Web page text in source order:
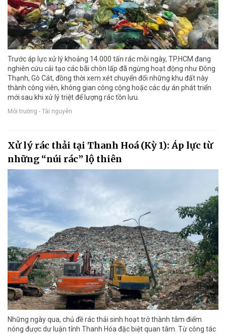
Trước áp lực xử lý khoảng 14.000 tấn rác mỗi ngày, TP.HCM đang
nghiên cứu cải tạo các bãi chôn lấp đã ngừng hoạt động như Đông
Thạnh, Gò Cát, đồng thời xem xét chuyển đổi những khu đất này
thành công viên, không gian công cộng hoặc các dự án phát triển
mới sau khi xử lý triệt để lượng rác tồn lưu.
Môi trường - Tài nguyên
Xử lý rác thải tại Thanh Hoá (Kỳ 1): Áp lực từ
những “núi rác” lộ thiên
Những ngày qua, chủ đề rác thải sinh hoạt trở thành tâm điểm
nóng được dư luận tỉnh Thanh Hóa đặc biệt quan tâm. Từ công tác